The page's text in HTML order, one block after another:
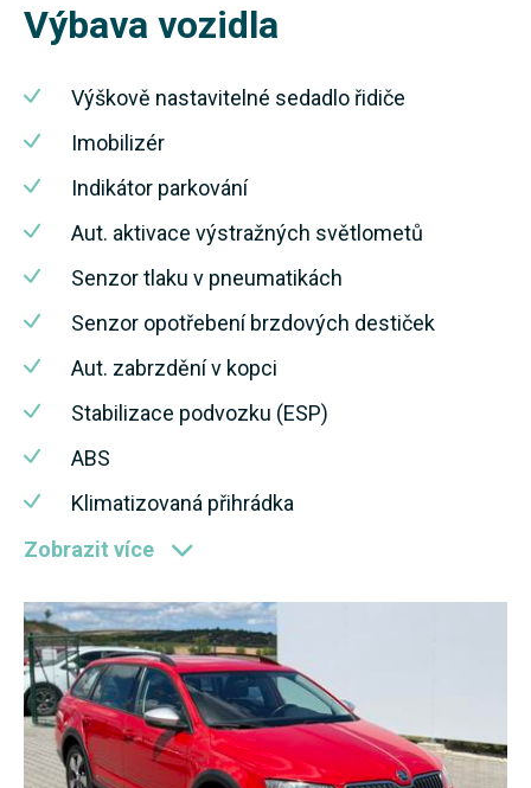
Výbava vozidla
Výškově nastavitelné sedadlo řidiče
Imobilizér
Indikátor parkování
Aut. aktivace výstražných světlometů
Senzor tlaku v pneumatikách
Senzor opotřebení brzdových destiček
Aut. zabrzdění v kopci
Stabilizace podvozku (ESP)
ABS
Klimatizovaná přihrádka
Zobrazit více